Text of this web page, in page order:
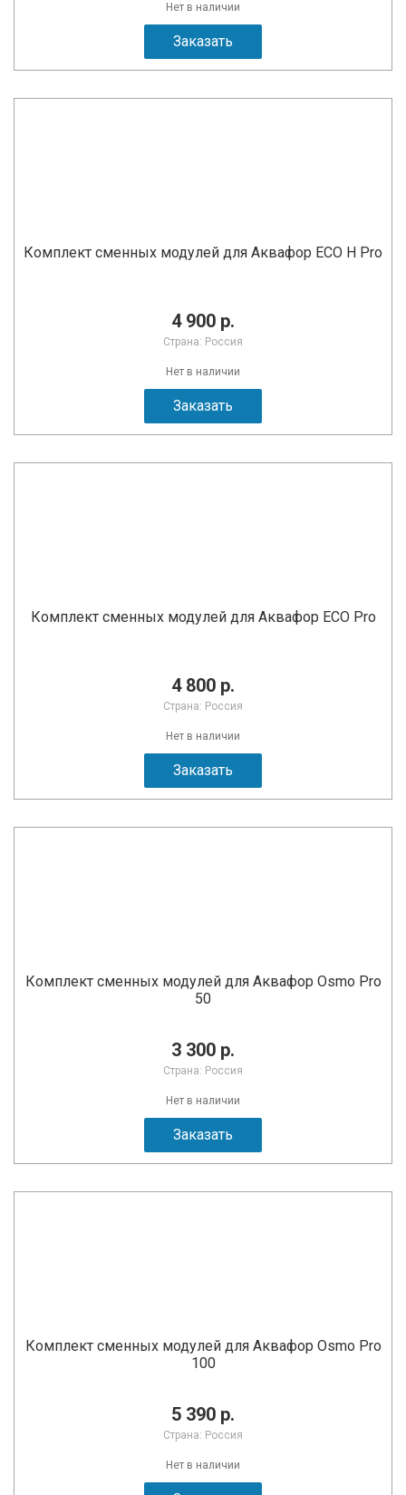
Нет в наличии
Заказать
Комплект сменных модулей для Аквафор ECO H Pro
4 900 р.
Страна: Россия
Нет в наличии
Заказать
Комплект сменных модулей для Аквафор ECO Pro
4 800 р.
Страна: Россия
Нет в наличии
Заказать
Комплект сменных модулей для Аквафор Osmo Pro
50
3 300 р.
Страна: Россия
Нет в наличии
Заказать
Комплект сменных модулей для Аквафор Osmo Pro
100
5 390 р.
Страна: Россия
Нет в наличии